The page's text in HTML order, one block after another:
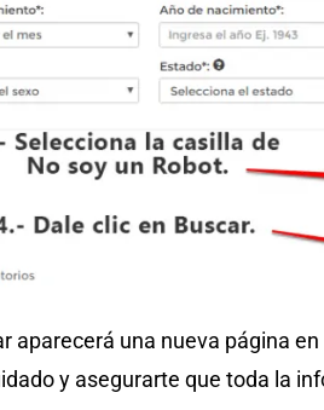
aparecerá una nueva página
y asegurarte que toda la